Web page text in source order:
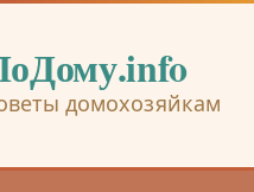
домохозяйкам